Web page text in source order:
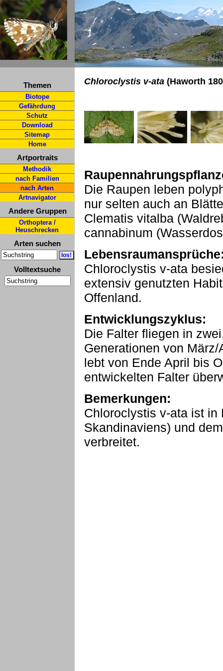
Themen
Biotope
Gefährdung
Schutz
Download
Sitemap
Home
Artportraits
Methodik
nach Familien
nach Arten
Artnavigator
Andere Gruppen
Orthoptera /
Heuschrecken
Arten suchen
Volltextsuche
Chloroclystis v-ata (Haworth
Die Raupen leben
nur selten auch an
Clematis vitalba
cannabinum
Chloroclystis v-ata
extensiv genutzten
Offenland.
Entwicklungszyklus:
Die Falter fliegen in
Generationen von
lebt von Ende April bis
entwickelten Falter
Bemerkungen:
Chloroclystis v-ata ist in
Skandinaviens) und
verbreitet.